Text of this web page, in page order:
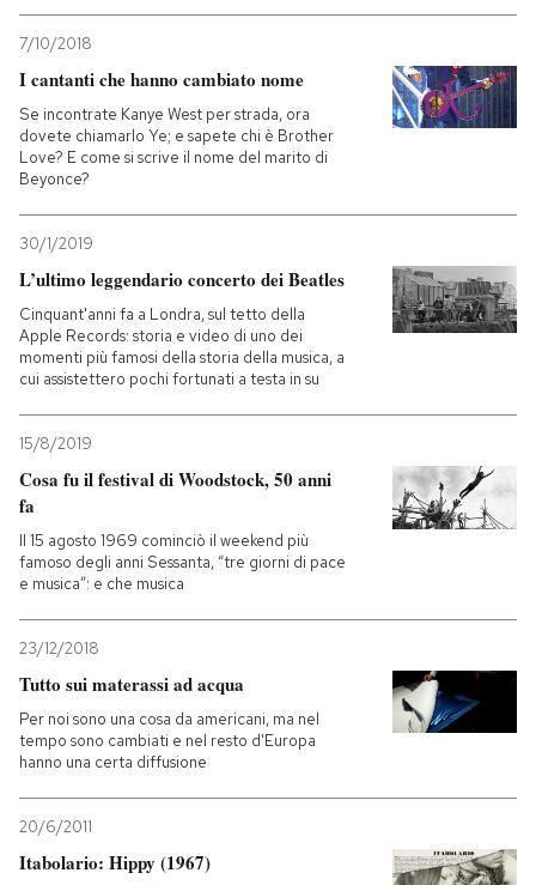
7/10/2018
I cantanti che hanno cambiato nome
Se incontrate Kanye West per strada, ora
dovete chiamarlo Ye; e sapete chi è Brother
Love? E come si scrive il nome del marito di
Beyonce?
30/1/2019
L’ultimo leggendario concerto dei Beatles
Cinquant'anni fa a Londra, sul tetto della
Apple Records: storia e video di uno dei
momenti più famosi della storia della musica, a
cui assistettero pochi fortunati a testa in su
15/8/2019
Cosa fu il festival di Woodstock, 50 anni
fa
Il 15 agosto 1969 cominciò il weekend più
famoso degli anni Sessanta, “tre giorni di pace
e musica”: e che musica
23/12/2018
Tutto sui materassi ad acqua
Per noi sono una cosa da americani, ma nel
tempo sono cambiati e nel resto d'Europa
hanno una certa diffusione
20/6/2011
Itabolario: Hippy (1967)